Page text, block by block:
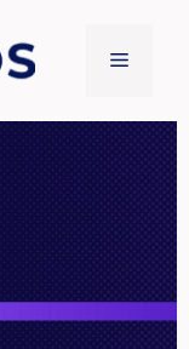
Menu